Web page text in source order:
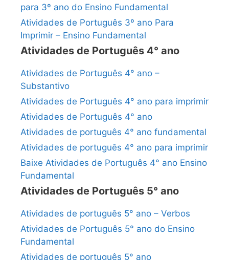
para 3º ano do Ensino Fundamental
Atividades de Português 3º ano Para
Imprimir – Ensino Fundamental
Atividades de Português 4° ano
Atividades de Português 4° ano –
Substantivo
Atividades de Português 4° ano para imprimir
Atividades de Português 4° ano
Atividades de português 4° ano fundamental
Atividades de português 4° ano para imprimir
Baixe Atividades de Português 4° ano Ensino
Fundamental
Atividades de Português 5° ano
Atividades de português 5° ano – Verbos
Atividades de Português 5° ano do Ensino
Fundamental
Atividades de português 5° ano